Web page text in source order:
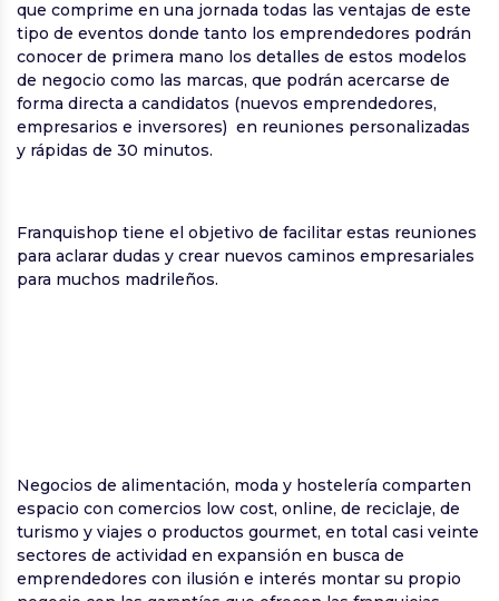
que comprime en una jornada todas las ventajas de este
tipo de eventos donde tanto los emprendedores podrán
conocer de primera mano los detalles de estos modelos
de negocio como las marcas, que podrán acercarse de
forma directa a candidatos (nuevos emprendedores,
empresarios e inversores) en reuniones personalizadas
y rápidas de 30 minutos.
Franquishop tiene el objetivo de facilitar estas reuniones
para aclarar dudas y crear nuevos caminos empresariales
para muchos madrileños.
Negocios de alimentación, moda y hostelería comparten
espacio con comercios low cost, online, de reciclaje, de
turismo y viajes o productos gourmet, en total casi veinte
sectores de actividad en expansión en busca de
emprendedores con ilusión e interés montar su propio